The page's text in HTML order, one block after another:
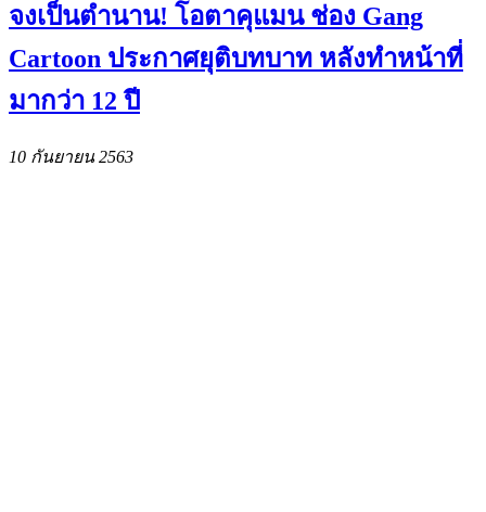
จงเป็นตำนาน! โอตาคุแมน ช่อง Gang
Cartoon ประกาศยุติบทบาท หลังทำหน้าที่
มากว่า 12 ปี
10 กันยายน 2563